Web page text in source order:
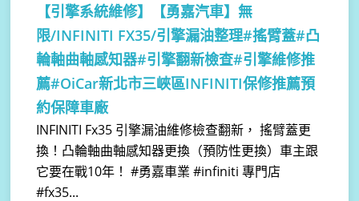
【引擎系統維修】
【勇嘉汽車】無
限/INFINITI FX35/引擎漏油整理#搖臂蓋#凸
輪軸曲軸感知器#引擎翻新檢查#引擎維修推
薦#OiCar新北市三峽區INFINITI保修推薦預
約保障車廠
INFINITI Fx35 引擎漏油維修檢查翻新， 搖臂蓋更
換！凸輪軸曲軸感知器更換（預防性更換）車主跟
它要在戰10年！ #勇嘉車業 #infiniti 專門店
#fx35...